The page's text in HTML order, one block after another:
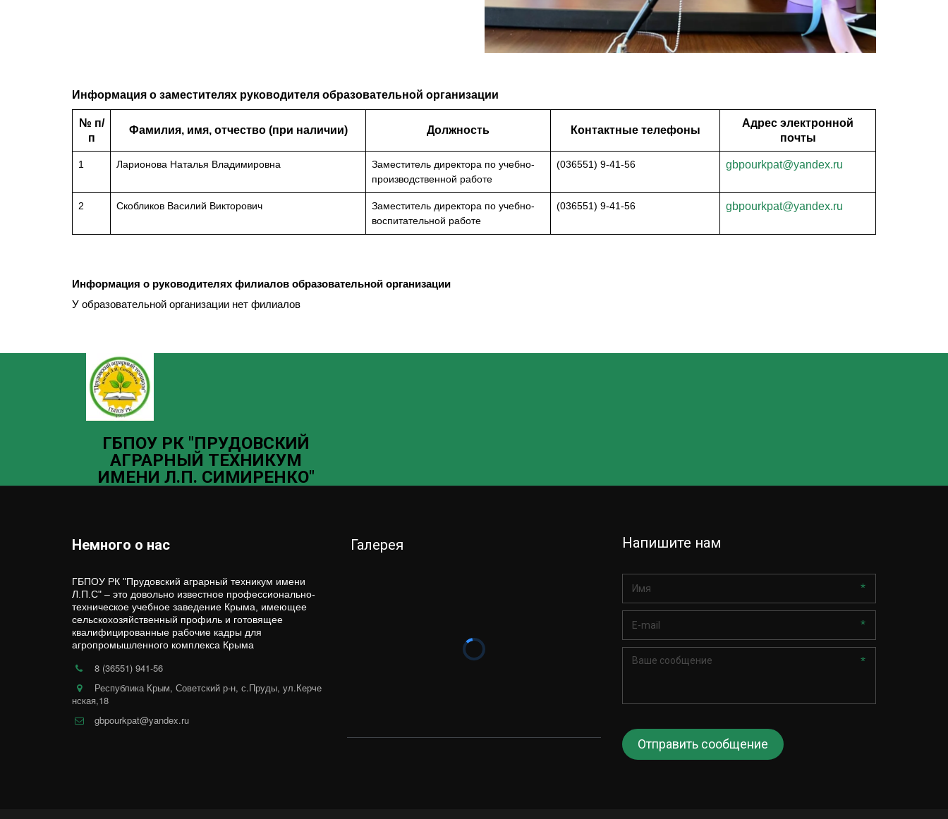
Информация о заместителях руководителя образовательной организации
№ п/
п
Фамилия, имя, отчество (при наличии) Должность Контактные телефоны
Адрес электронной
почты
1 Ларионова Наталья Владимировна
Заместитель директора по учебно-
производственной работе
(036551) 9-41-56 gbpourkpat@yandex.ru
2 Скобликов Василий Викторович
Заместитель директора по учебно-
воспитательной работе
(036551) 9-41-56 gbpourkpat@yandex.ru
Информация о руководителях филиалов образовательной организации
У образовательной организации нет филиалов
ГБ­­ПОУ РК "ПРУДОВСКИЙ
АГРАРНЫЙ ТЕХНИКУМ
ИМЕНИ Л.П. СИМИРЕНКО"
Немного о нас
ГБПОУ РК "Прудовский аграрный техникум имени
Л.П.С" – это довольно известное профессионально-
техническое учебное заведение Крыма, имеющее
сельскохозяйственный профиль и готовящее
квалифицированные рабочие кадры для
агропромышленного комплекса Крыма
8 (36551) 941-56
Республика Крым, Советский р-н, с.Пруды, ул.Керче
нская,18
gbpourkpat@yandex.ru
Галерея Напишите нам
*
*
*
Отправить сообщение